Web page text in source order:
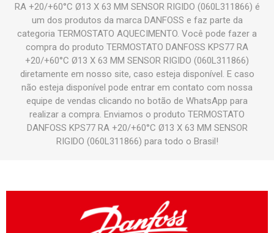
RA +20/+60°C Ø13 X 63 MM SENSOR RIGIDO (060L311866) é
um dos produtos da marca DANFOSS e faz parte da
categoria TERMOSTATO AQUECIMENTO. Você pode fazer a
compra do produto TERMOSTATO DANFOSS KPS77 RA
+20/+60°C Ø13 X 63 MM SENSOR RIGIDO (060L311866)
diretamente em nosso site, caso esteja disponível. E caso
não esteja disponível pode entrar em contato com nossa
equipe de vendas clicando no botão de WhatsApp para
realizar a compra. Enviamos o produto TERMOSTATO
DANFOSS KPS77 RA +20/+60°C Ø13 X 63 MM SENSOR
RIGIDO (060L311866) para todo o Brasil!